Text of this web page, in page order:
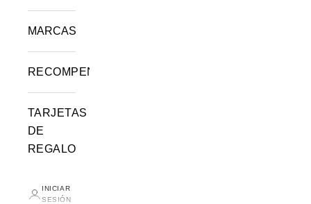
MARCAS
RECOMPENSAS
TARJETAS
DE
REGALO
INICIAR
SESIÓN